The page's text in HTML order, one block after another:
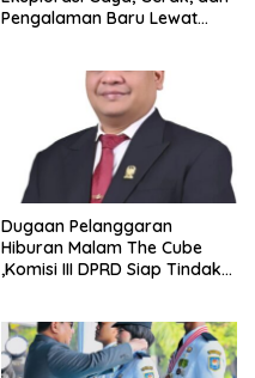
Pengalaman Baru Lewat
Dugaan Pelanggaran
Hiburan Malam The Cube
,Komisi III DPRD Siap Tindak